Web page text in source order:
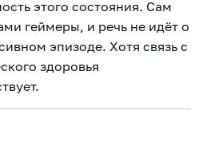
этого состояния. Сам
геймеры, и речь не идёт о
эпизоде. Хотя связь с
здоровья